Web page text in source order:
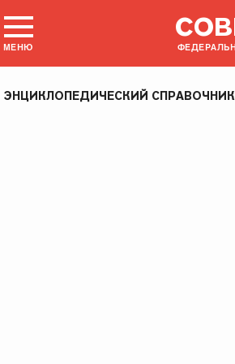
МЕНЮ
ЭНЦИКЛОПЕДИЧЕСКИЙ СПРАВОЧНИК